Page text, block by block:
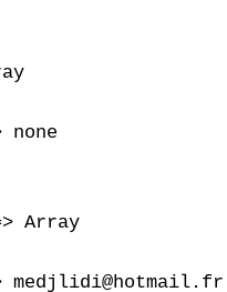
none
Array
medjlidi@hotmail.fr